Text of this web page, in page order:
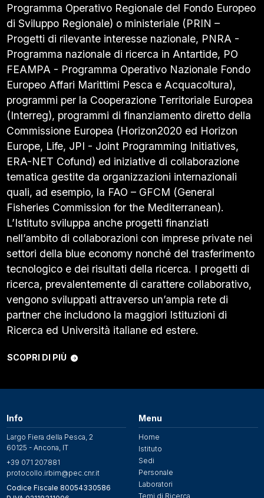
Programma Operativo Regionale del Fondo Europeo
di Sviluppo Regionale) o ministeriale (PRIN –
Progetti di rilevante interesse nazionale, PNRA -
Programma nazionale di ricerca in Antartide, PO
FEAMPA - Programma Operativo Nazionale Fondo
Europeo Affari Marittimi Pesca e Acquacoltura),
programmi per la Cooperazione Territoriale Europea
(Interreg), programmi di finanziamento diretto della
Commissione Europea (Horizon2020 ed Horizon
Europe, Life, JPI - Joint Programming Initiatives,
ERA-NET Cofund) ed iniziative di collaborazione
tematica gestite da organizzazioni internazionali
quali, ad esempio, la FAO – GFCM (General
Fisheries Commission for the Mediterranean).
L’Istituto sviluppa anche progetti finanziati
nell’ambito di collaborazioni con imprese private nei
settori della blue economy nonché del trasferimento
tecnologico e dei risultati della ricerca. I progetti di
ricerca, prevalentemente di carattere collaborativo,
vengono sviluppati attraverso un’ampia rete di
partner che includono la maggiori Istituzioni di
Ricerca ed Università italiane ed estere.
SCOPRI DI PIÙ
Info
Largo Fiera della Pesca, 2
60125 - Ancona, IT
+39 071 207881
protocollo.irbim@pec.cnr.it
Codice Fiscale 80054330586
Menu
Home
Istituto
Sedi
Personale
Laboratori
Temi di Ricerca